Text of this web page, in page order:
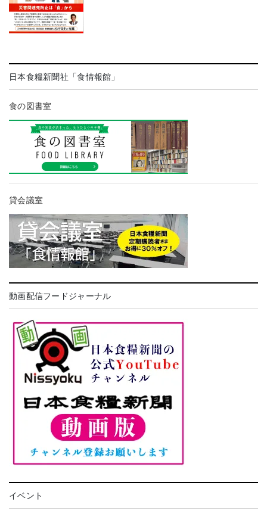
日本食糧新聞社「食情報館」
食の図書室
貸会議室
動画配信フードジャーナル
イベント